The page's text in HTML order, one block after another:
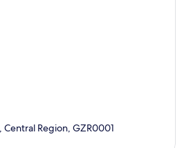
Region, GZR0001